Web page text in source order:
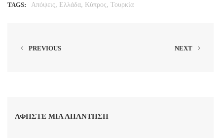
TAGS: Απόψεις, Ελλάδα, Κύπρος, Τουρκία
PREVIOUS NEXT
ΑΦΉΣΤΕ ΜΙΑ ΑΠΆΝΤΗΣΗ